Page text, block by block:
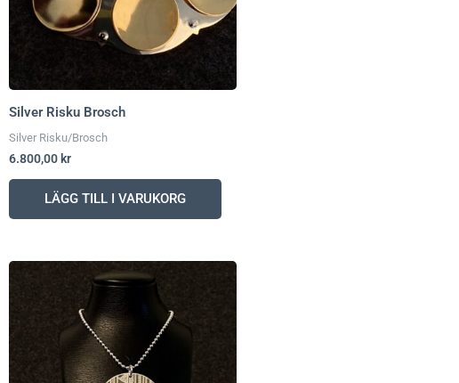
Silver Risku Brosch
Silver Risku/Brosch
6.800,00 kr
LÄGG TILL I VARUKORG